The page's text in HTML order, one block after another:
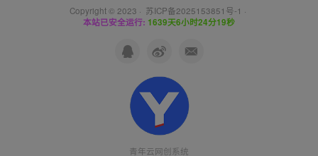
Copyright © 2023 · 苏ICP备2025153851号-1 ·
本站已安全运行: 1639天6小时24分19秒
青年云网创系统